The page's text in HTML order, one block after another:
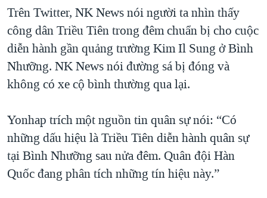
Trên Twitter, NK News nói người ta nhìn thấy
công dân Triều Tiên trong đêm chuẩn bị cho cuộc
diễn hành gần quảng trường Kim Il Sung ở Bình
Nhưỡng. NK News nói đường sá bị đóng và
không có xe cộ bình thường qua lại.
Yonhap trích một nguồn tin quân sự nói: “Có
những dấu hiệu là Triều Tiên diễn hành quân sự
tại Bình Nhưỡng sau nửa đêm. Quân đội Hàn
Quốc đang phân tích những tín hiệu này.”